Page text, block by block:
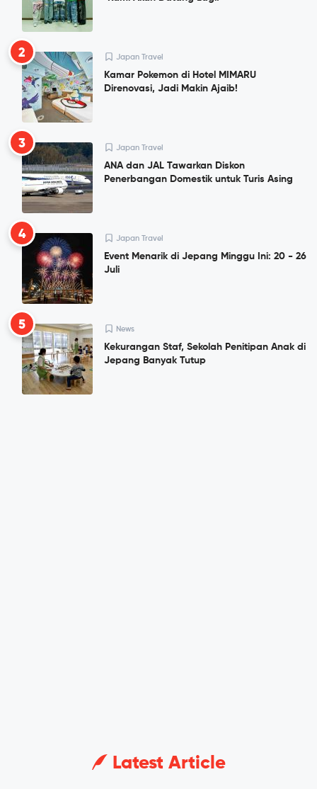
2 Japan Travel
Kamar Pokemon di Hotel MIMARU
Direnovasi, Jadi Makin Ajaib!
3 Japan Travel
ANA dan JAL Tawarkan Diskon
Penerbangan Domestik untuk Turis Asing
4 Japan Travel
Event Menarik di Jepang Minggu Ini: 20 - 26
Juli
5 News
Kekurangan Staf, Sekolah Penitipan Anak di
Jepang Banyak Tutup
Latest Article